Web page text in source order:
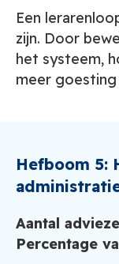
Een
zijn. Door
het systeem,
meer
Hefboom 5:
Aantal
Percentage